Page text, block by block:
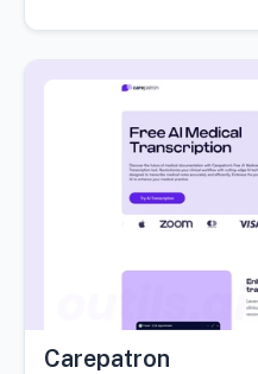
Carepatron